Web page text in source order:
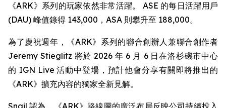
《ARK》系列的玩家依然非常活躍。 ASE 的每日活躍用戶
(DAU) 峰值錄得 143,000，ASA 則攀升至 188,000。
為了慶祝週年，《ARK》系列的聯合創辦人兼聯合創作者
Jeremy Stieglitz 將於 2026 年 6 月 6 日在洛杉磯市中心
的 IGN Live 活動中登場，預計他會分享有關即將推出的
《ARK》擴充內容的獨家全新見解。
Snail 認為，《ARK》路線圖的廣泛布局反映公司持續投入